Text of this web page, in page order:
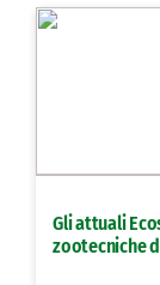
Gli attuali
zootecniche